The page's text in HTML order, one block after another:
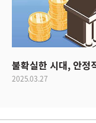
불확실한 시대, 안정
2025.03.27